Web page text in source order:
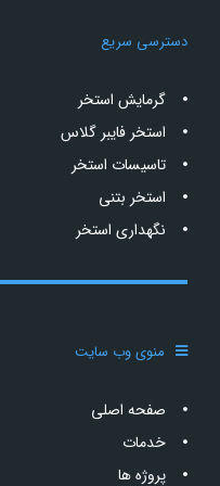
دسترسی سریع
گرمایش استخر
استخر فایبر گلاس
تاسیسات استخر
استخر بتنی
نگهداری استخر
منوی وب سایت
صفحه اصلی
خدمات
پروژه ها